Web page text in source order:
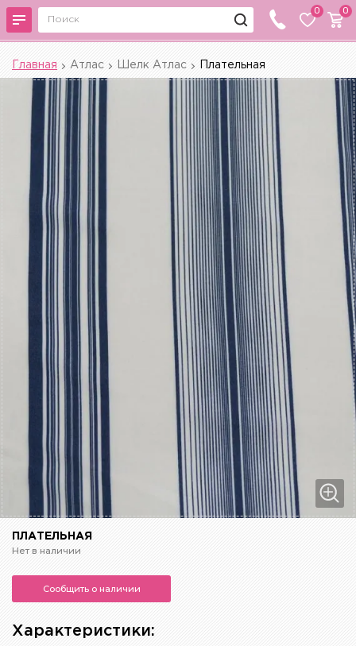
0 0
Главная Атлас Шелк Атлас Плательная
ПЛАТЕЛЬНАЯ
Нет в наличии
Сообщить о наличии
Характеристики: